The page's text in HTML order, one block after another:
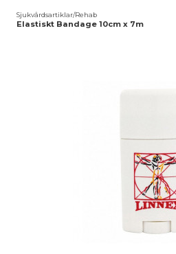
Sjukvårdsartiklar/Rehab
Elastiskt Bandage 10cm x 7m